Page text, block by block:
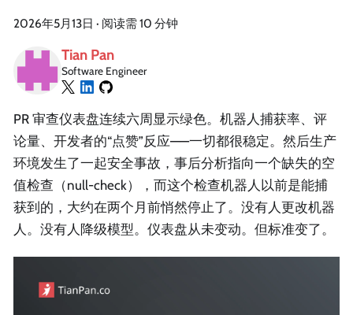
2026年5月13日 · 阅读需 10 分钟
Tian Pan
Software Engineer
PR 审查仪表盘连续六周显示绿色。机器人捕获率、评
论量、开发者的“点赞”反应——一切都很稳定。然后生产
环境发生了一起安全事故，事后分析指向一个缺失的空
值检查（null-check），而这个检查机器人以前是能捕
获到的，大约在两个月前悄然停止了。没有人更改机器
人。没有人降级模型。仪表盘从未变动。但标准变了。